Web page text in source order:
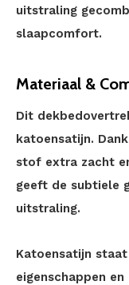
uitstraling
slaapcomfort.
Materiaal &
Dit
katoensatijn.
stof extra zacht
geeft de subtiele
uitstraling.
Katoensatijn
eigenschappen